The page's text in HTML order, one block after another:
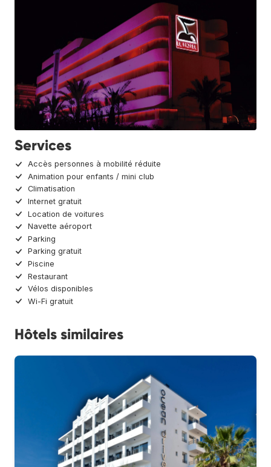
Services
Accès personnes à mobilité réduite
Animation pour enfants / mini club
Climatisation
Internet gratuit
Location de voitures
Navette aéroport
Parking
Parking gratuit
Piscine
Restaurant
Vélos disponibles
Wi-Fi gratuit
Hôtels similaires